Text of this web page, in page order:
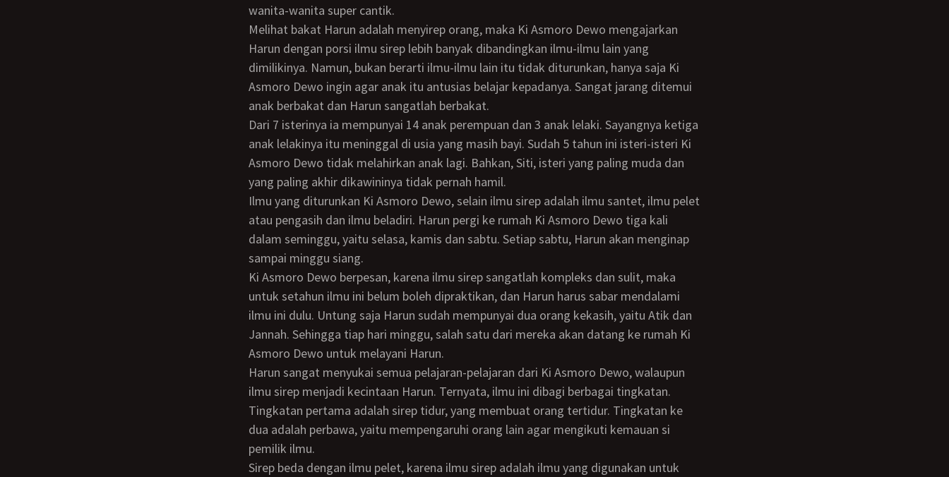
wanita-wanita super cantik.
Melihat bakat Harun adalah menyirep orang, maka Ki Asmoro Dewo mengajarkan
Harun dengan porsi ilmu sirep lebih banyak dibandingkan ilmu-ilmu lain yang
dimilikinya. Namun, bukan berarti ilmu-ilmu lain itu tidak diturunkan, hanya saja Ki
Asmoro Dewo ingin agar anak itu antusias belajar kepadanya. Sangat jarang ditemui
anak berbakat dan Harun sangatlah berbakat.
Dari 7 isterinya ia mempunyai 14 anak perempuan dan 3 anak lelaki. Sayangnya ketiga
anak lelakinya itu meninggal di usia yang masih bayi. Sudah 5 tahun ini isteri-isteri Ki
Asmoro Dewo tidak melahirkan anak lagi. Bahkan, Siti, isteri yang paling muda dan
yang paling akhir dikawininya tidak pernah hamil.
Ilmu yang diturunkan Ki Asmoro Dewo, selain ilmu sirep adalah ilmu santet, ilmu pelet
atau pengasih dan ilmu beladiri. Harun pergi ke rumah Ki Asmoro Dewo tiga kali
dalam seminggu, yaitu selasa, kamis dan sabtu. Setiap sabtu, Harun akan menginap
sampai minggu siang.
Ki Asmoro Dewo berpesan, karena ilmu sirep sangatlah kompleks dan sulit, maka
untuk setahun ilmu ini belum boleh dipraktikan, dan Harun harus sabar mendalami
ilmu ini dulu. Untung saja Harun sudah mempunyai dua orang kekasih, yaitu Atik dan
Jannah. Sehingga tiap hari minggu, salah satu dari mereka akan datang ke rumah Ki
Asmoro Dewo untuk melayani Harun.
Harun sangat menyukai semua pelajaran-pelajaran dari Ki Asmoro Dewo, walaupun
ilmu sirep menjadi kecintaan Harun. Ternyata, ilmu ini dibagi berbagai tingkatan.
Tingkatan pertama adalah sirep tidur, yang membuat orang tertidur. Tingkatan ke
dua adalah perbawa, yaitu mempengaruhi orang lain agar mengikuti kemauan si
pemilik ilmu.
Sirep beda dengan ilmu pelet, karena ilmu sirep adalah ilmu yang digunakan untuk